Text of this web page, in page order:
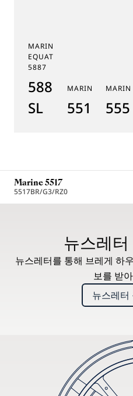
MARINE TOURBILLON
EQUATION MARCHANTE
5887
5887PT/YS/PW0
SL
MARINE 5517
5517BR/
Marine 5517
5517BR/G3/RZ0
뉴스레
뉴스레터를 통해 브레게 하
보를 받
뉴스레터